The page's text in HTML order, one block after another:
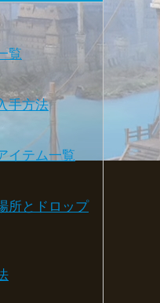
覧
手方法
イテム一覧
所とドロップ